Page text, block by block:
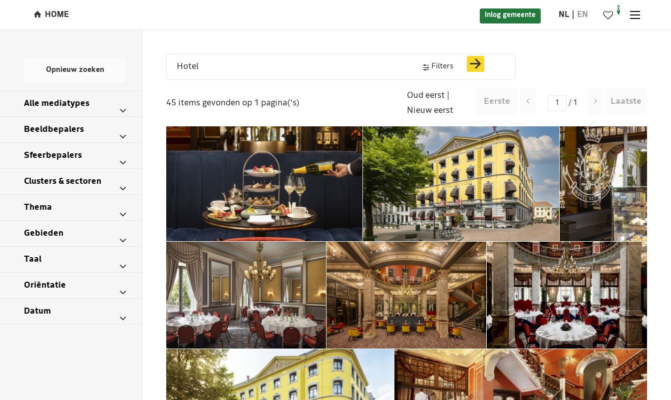
HOME Inlog gemeente NL EN
0
Opnieuw zoeken
Alle mediatypes
Beeldbepalers
Sfeerbepalers
Clusters & sectoren
Thema
Gebieden
Taal
Oriëntatie
Datum
Filters
45 items gevonden op 1 pagina('s)
Oud eerst|
Nieuw eerst
Eerste / 1 Laatste